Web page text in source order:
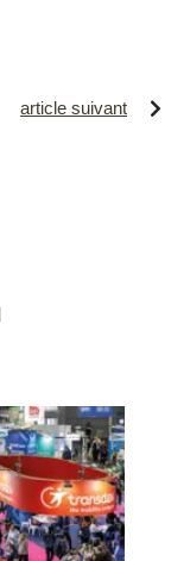
article suivant